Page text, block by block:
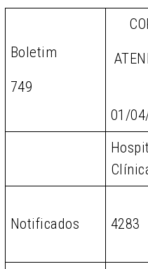
Boletim
749
01/
Notificados 4283